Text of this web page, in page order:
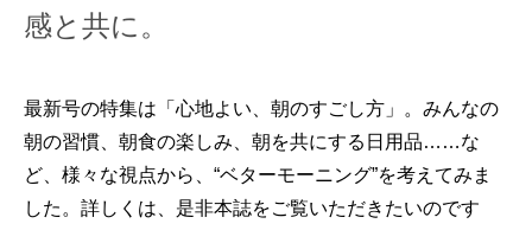
感と共に。
最新号の特集は「心地よい、朝のすごし方」。みんなの
朝の習慣、朝食の楽しみ、朝を共にする日用品……な
ど、様々な視点から、“ベターモーニング”を考えてみま
した。詳しくは、是非本誌をご覧いただきたいのです